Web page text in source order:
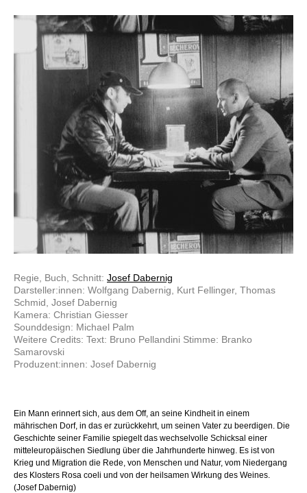
Regie, Buch, Schnitt: Josef Dabernig
Darsteller:innen: Wolfgang Dabernig, Kurt Fellinger, Thomas
Schmid, Josef Dabernig
Kamera: Christian Giesser
Sounddesign: Michael Palm
Weitere Credits: Text: Bruno Pellandini Stimme: Branko
Samarovski
Produzent:innen: Josef Dabernig
Ein Mann erinnert sich, aus dem Off, an seine Kindheit in einem
mährischen Dorf, in das er zurückkehrt, um seinen Vater zu beerdigen. Die
Geschichte seiner Familie spiegelt das wechselvolle Schicksal einer
mitteleuropäischen Siedlung über die Jahrhunderte hinweg. Es ist von
Krieg und Migration die Rede, von Menschen und Natur, vom Niedergang
des Klosters Rosa coeli und von der heilsamen Wirkung des Weines.
(Josef Dabernig)